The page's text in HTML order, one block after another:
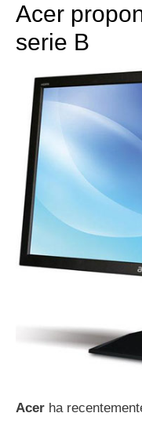
Acer
serie B
Acer ha